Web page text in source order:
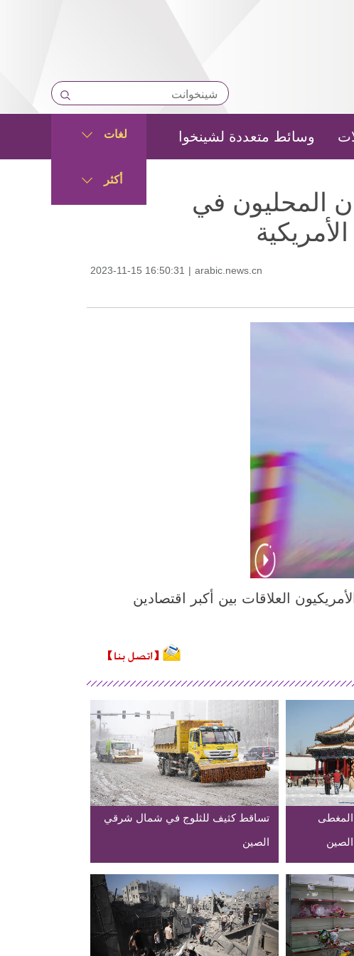
وسائط متعددة لشينخوا لغات
أكثر
المحليون في
2023-11-15 16:50:31 | arabic.news.cn
العلاقات بين أكبر اقتصادين
المغطى
تساقط كثيف للثلوج في شمال شرقي
الصين